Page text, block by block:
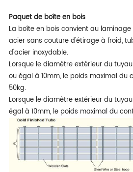
Paquet de boîte en bois
La boîte en bois convient au
acier sans couture d'étirage à froid,
d'acier inoxydable.
Lorsque le diamètre extérieur du
ou égal à 10mm, le poids maximal du
50kg.
Lorsque le diamètre extérieur du
égal à 10mm, le poids maximal du